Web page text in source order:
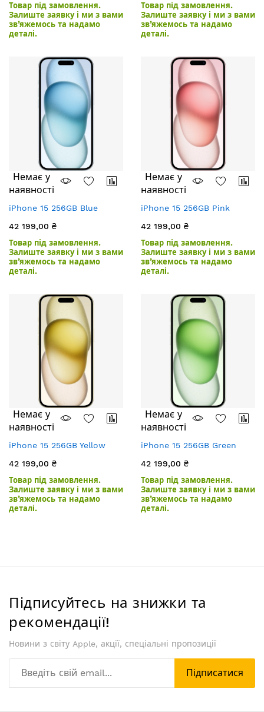
Товар під замовлення.
Залиште заявку і ми з вами
зв’яжемось та надамо
деталі.
Товар під замовлення.
Залиште заявку і ми з вами
зв’яжемось та надамо
деталі.
Немає у
наявності
iPhone 15 256GB Blue
42 199,00 ₴
Товар під замовлення.
Залиште заявку і ми з вами
зв’яжемось та надамо
деталі.
Немає у
наявності
iPhone 15 256GB Pink
42 199,00 ₴
Товар під замовлення.
Залиште заявку і ми з вами
зв’яжемось та надамо
деталі.
Немає у
наявності
iPhone 15 256GB Yellow
42 199,00 ₴
Товар під замовлення.
Залиште заявку і ми з вами
зв’яжемось та надамо
деталі.
Немає у
наявності
iPhone 15 256GB Green
42 199,00 ₴
Товар під замовлення.
Залиште заявку і ми з вами
зв’яжемось та надамо
деталі.
Підписуйтесь на знижки та
рекомендації!
Новини з світу Apple, акції, спеціальні пропозиції
Підписатися